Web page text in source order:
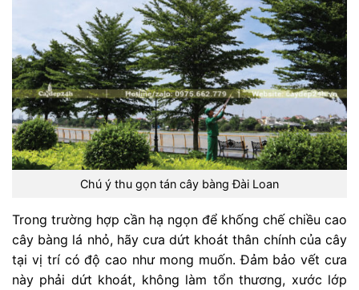
Chú ý thu gọn tán cây bàng Đài Loan
Trong trường hợp cần hạ ngọn để khống chế chiều cao
cây bàng lá nhỏ, hãy cưa dứt khoát thân chính của cây
tại vị trí có độ cao như mong muốn. Đảm bảo vết cưa
này phải dứt khoát, không làm tổn thương, xước lớp